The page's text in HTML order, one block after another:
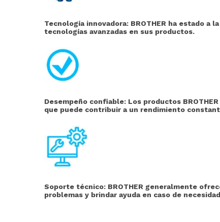
Tecnología innovadora: BROTHER ha estado
tecnologías avanzadas en sus productos.
Desempeño confiable: Los productos
que puede contribuir a un rendimiento
Soporte técnico: BROTHER generalmente
problemas y brindar ayuda en caso de